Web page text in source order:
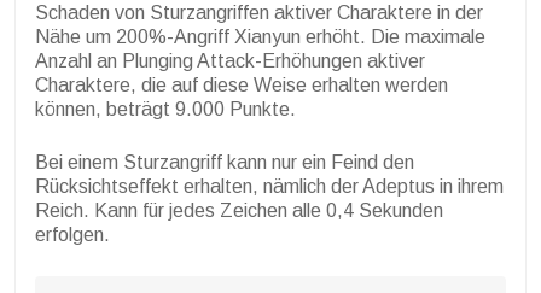
Schaden von Sturzangriffen aktiver Charaktere in der
Nähe um 200%-Angriff Xianyun erhöht. Die maximale
Anzahl an Plunging Attack-Erhöhungen aktiver
Charaktere, die auf diese Weise erhalten werden
können, beträgt 9.000 Punkte.
Bei einem Sturzangriff kann nur ein Feind den
Rücksichtseffekt erhalten, nämlich der Adeptus in ihrem
Reich. Kann für jedes Zeichen alle 0,4 Sekunden
erfolgen.